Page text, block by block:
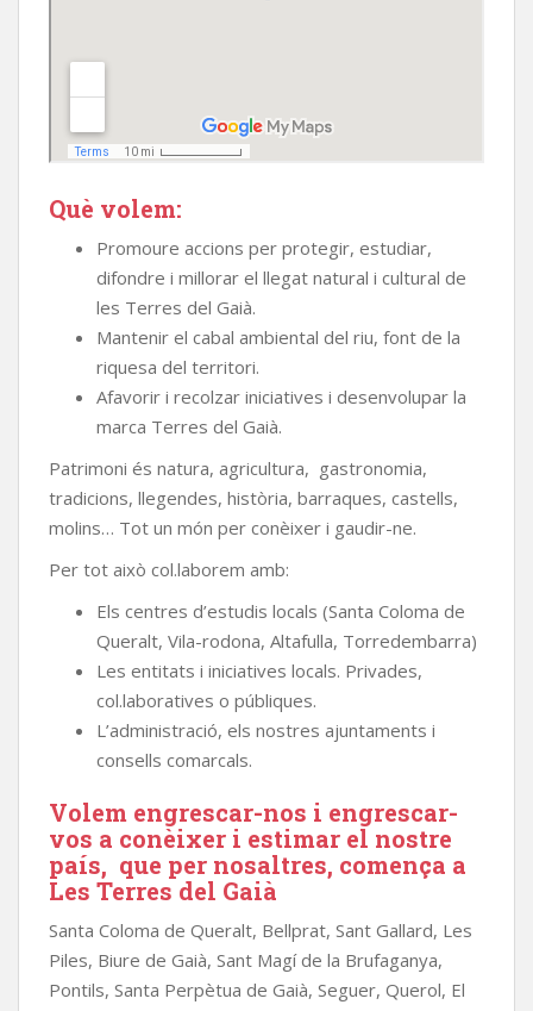
Què volem:
Promoure accions per protegir, estudiar,
difondre i millorar el llegat natural i cultural de
les Terres del Gaià.
Mantenir el cabal ambiental del riu, font de la
riquesa del territori.
Afavorir i recolzar iniciatives i desenvolupar la
marca Terres del Gaià.
Patrimoni és natura, agricultura, gastronomia,
tradicions, llegendes, història, barraques, castells,
molins… Tot un món per conèixer i gaudir-ne.
Per tot això col.laborem amb:
Els centres d’estudis locals (Santa Coloma de
Queralt, Vila-rodona, Altafulla, Torredembarra)
Les entitats i iniciatives locals. Privades,
col.laboratives o públiques.
L’administració, els nostres ajuntaments i
consells comarcals.
Volem engrescar-nos i engrescar-
vos a conèixer i estimar el nostre
país, que per nosaltres, comença a
Les Terres del Gaià
Santa Coloma de Queralt, Bellprat, Sant Gallard, Les
Piles, Biure de Gaià, Sant Magí de la Brufaganya,
Pontils, Santa Perpètua de Gaià, Seguer, Querol, El